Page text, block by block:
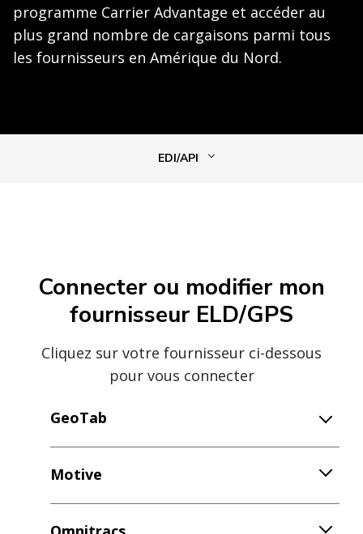
programme Carrier Advantage et accéder au
plus grand nombre de cargaisons parmi tous
les fournisseurs en Amérique du Nord.
EDI/API
Connecter ou modifier mon
fournisseur ELD/GPS
Cliquez sur votre fournisseur ci-dessous
pour vous connecter
GeoTab
Motive